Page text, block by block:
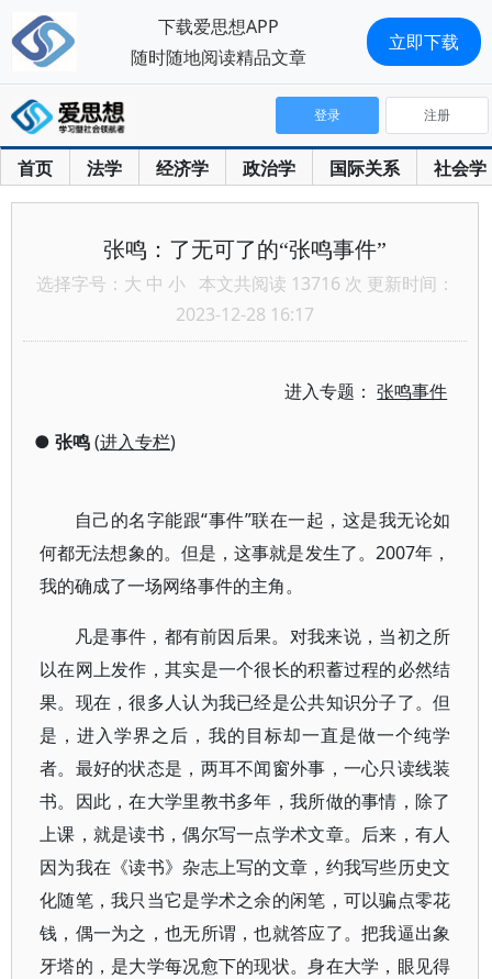
首页 法学 经济学 政治学 国际关系 社会学
登录 注册
张鸣：了无可了的“张鸣事件”
选择字号： 大 中 小 本文共阅读 13716 次 更新时间：
2023-12-28 16:17
进入专题：张鸣事件
● 张鸣(进入专栏)
自己的名字能跟“事件”联在一起，这是我无论如
何都无法想象的。但是，这事就是发生了。2007年，
我的确成了一场网络事件的主角。
凡是事件，都有前因后果。对我来说，当初之所
以在网上发作，其实是一个很长的积蓄过程的必然结
果。现在，很多人认为我已经是公共知识分子了。但
是，进入学界之后，我的目标却一直是做一个纯学
者。最好的状态是，两耳不闻窗外事，一心只读线装
书。因此，在大学里教书多年，我所做的事情，除了
上课，就是读书，偶尔写一点学术文章。后来，有人
因为我在《读书》杂志上写的文章，约我写些历史文
化随笔，我只当它是学术之余的闲笔，可以骗点零花
钱，偶一为之，也无所谓，也就答应了。把我逼出象
牙塔的，是大学每况愈下的现状。身在大学，眼见得
下载爱思想APP
随时随地阅读精品文章
立即下载